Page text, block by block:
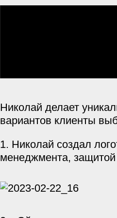
Николай делает
вариантов клиенты
1. Николай создал
менеджмента,